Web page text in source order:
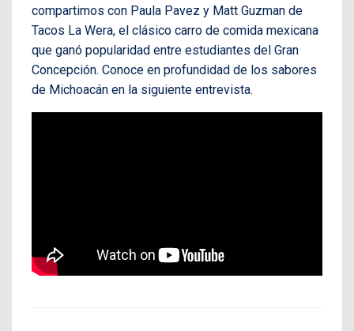
compartimos con Paula Pavez y Matt Guzman de
Tacos La Wera, el clásico carro de comida mexicana
que ganó popularidad entre estudiantes del Gran
Concepción. Conoce en profundidad de los sabores
de Michoacán en la siguiente entrevista.